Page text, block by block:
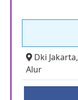
Dki Jakarta,
Alur